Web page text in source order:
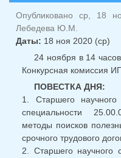
Опубликовано ср, 18
Лебедева Ю.М.
Даты: 18 ноя 2020 (ср)
24 ноября в 14
Конкурсная комиссия
ПОВЕСТКА ДНЯ:
1. Старшего
специальности
методы поисков
срочного трудового
2. Старшего научного